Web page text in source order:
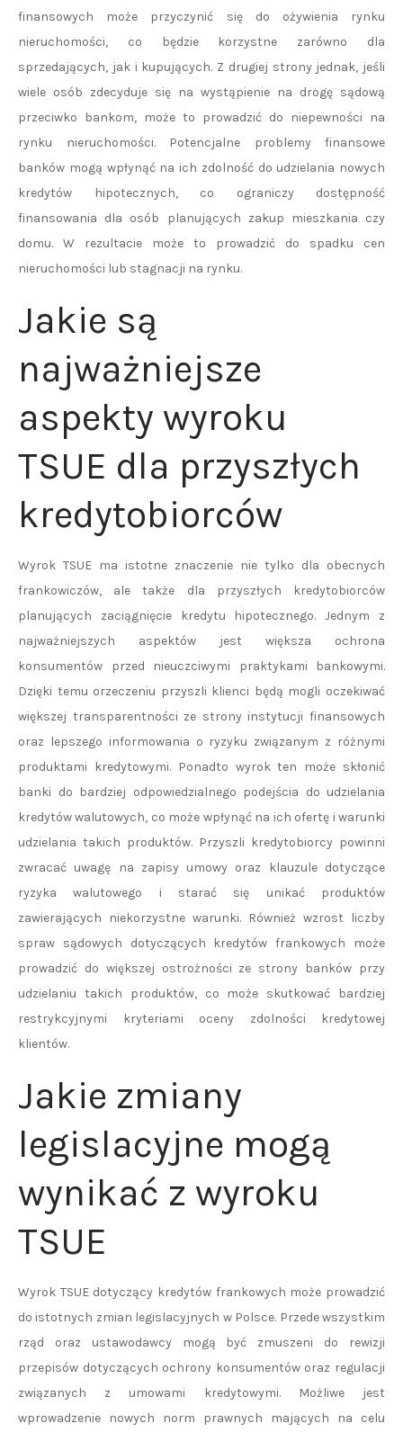
finansowych może przyczynić się do ożywienia rynku
nieruchomości, co będzie korzystne zarówno dla
sprzedających, jak i kupujących. Z drugiej strony jednak, jeśli
wiele osób zdecyduje się na wystąpienie na drogę sądową
przeciwko bankom, może to prowadzić do niepewności na
rynku nieruchomości. Potencjalne problemy finansowe
banków mogą wpłynąć na ich zdolność do udzielania nowych
kredytów hipotecznych, co ograniczy dostępność
finansowania dla osób planujących zakup mieszkania czy
domu. W rezultacie może to prowadzić do spadku cen
nieruchomości lub stagnacji na rynku.
Jakie są
najważniejsze
aspekty wyroku
TSUE dla przyszłych
kredytobiorców
Wyrok TSUE ma istotne znaczenie nie tylko dla obecnych
frankowiczów, ale także dla przyszłych kredytobiorców
planujących zaciągnięcie kredytu hipotecznego. Jednym z
najważniejszych aspektów jest większa ochrona
konsumentów przed nieuczciwymi praktykami bankowymi.
Dzięki temu orzeczeniu przyszli klienci będą mogli oczekiwać
większej transparentności ze strony instytucji finansowych
oraz lepszego informowania o ryzyku związanym z różnymi
produktami kredytowymi. Ponadto wyrok ten może skłonić
banki do bardziej odpowiedzialnego podejścia do udzielania
kredytów walutowych, co może wpłynąć na ich ofertę i warunki
udzielania takich produktów. Przyszli kredytobiorcy powinni
zwracać uwagę na zapisy umowy oraz klauzule dotyczące
ryzyka walutowego i starać się unikać produktów
zawierających niekorzystne warunki. Również wzrost liczby
spraw sądowych dotyczących kredytów frankowych może
prowadzić do większej ostrożności ze strony banków przy
udzielaniu takich produktów, co może skutkować bardziej
restrykcyjnymi kryteriami oceny zdolności kredytowej
klientów.
Jakie zmiany
legislacyjne mogą
wynikać z wyroku
TSUE
Wyrok TSUE dotyczący kredytów frankowych może prowadzić
do istotnych zmian legislacyjnych w Polsce. Przede wszystkim
rząd oraz ustawodawcy mogą być zmuszeni do rewizji
przepisów dotyczących ochrony konsumentów oraz regulacji
związanych z umowami kredytowymi. Możliwe jest
wprowadzenie nowych norm prawnych mających na celu